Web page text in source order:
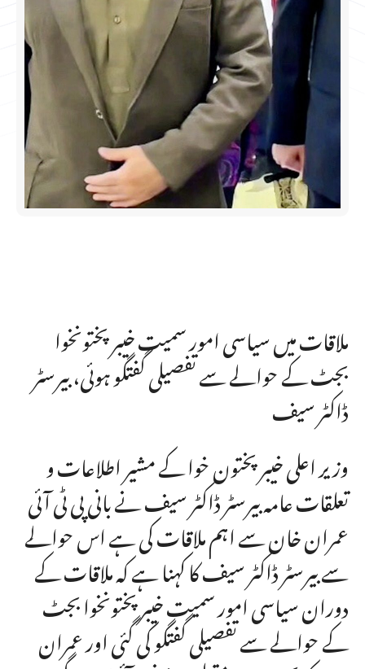
ملاقات میں سیاسی امور سمیت خیبرپختونخوا
بجٹ کے حوالے سے تفصیلی گفتگو ہوئی، بیرسٹر
ڈاکٹر سیف
وزیر اعلی خیبر پختون خوا کے مشیر اطلاعات و
تعلقات عامہ بیرسٹر ڈاکٹر سیف نے بانی پی ٹی آئی
عمران خان سے اہم ملاقات کی ہے اس حوالے
سے بیرسٹر ڈاکٹر سیف کا کہنا ہے کہ ملاقات کے
دوران سیاسی امور سمیت خیبرپختونخوا بجٹ
کے حوالے سے تفصیلی گفتگو کی گئی اور عمران